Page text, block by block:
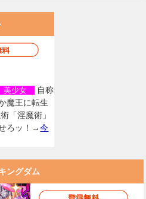
美少女
自称
魔王に転生
「淫魔術」
ろッ！→今
ングダム